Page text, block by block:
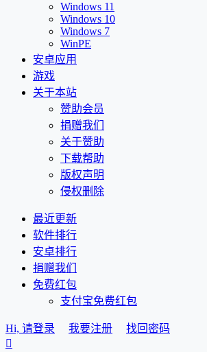
Windows 11
Windows 10
Windows 7
WinPE
安卓应用
游戏
关于本站
赞助会员
捐赠我们
关于赞助
下载帮助
版权声明
侵权删除
最近更新
软件排行
安卓排行
捐赠我们
免费红包
支付宝免费红包
Hi, 请登录 我要注册
找回密码
